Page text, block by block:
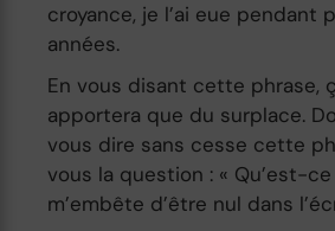
croyance, je l’ai eue pendant
années.
En vous disant cette phrase,
apportera que du surplace.
vous dire sans cesse cette
vous la question : « Qu’est-
m’embête d’être nul dans